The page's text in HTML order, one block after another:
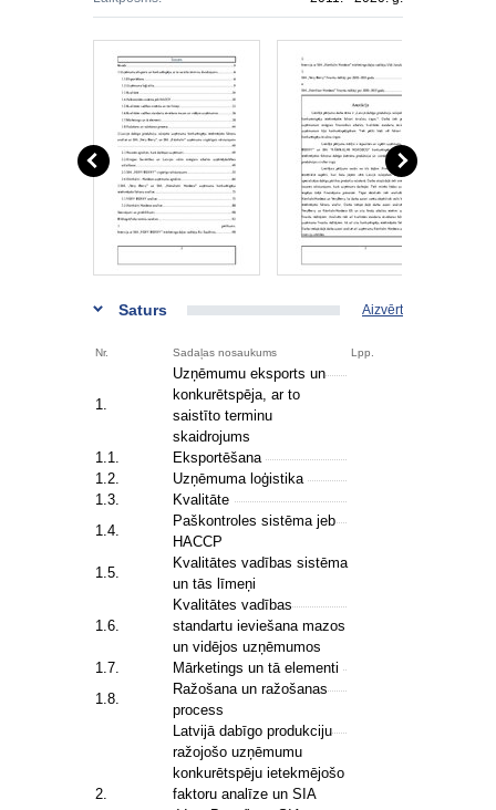
Saturs Aizvērt
Nr. Sadaļas nosaukums Lpp.
1.
Uzņēmumu eksports un
konkurētspēja, ar to
saistīto terminu
skaidrojums
1.1.
Eksportēšana
1.2.
Uzņēmuma loģistika
1.3.
Kvalitāte
1.4.
Paškontroles sistēma jeb
HACCP
1.5.
Kvalitātes vadības sistēma
un tās līmeņi
1.6.
Kvalitātes vadības
standartu ieviešana mazos
un vidējos uzņēmumos
1.7.
Mārketings un tā elementi
1.8.
Ražošana un ražošanas
process
2.
Latvijā dabīgo produkciju
ražojošo uzņēmumu
konkurētspēju ietekmējošo
faktoru analīze un SIA